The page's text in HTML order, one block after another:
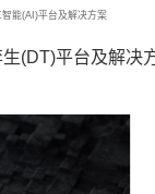
智能(AI)平台及解决方案
(DT)平台及解决